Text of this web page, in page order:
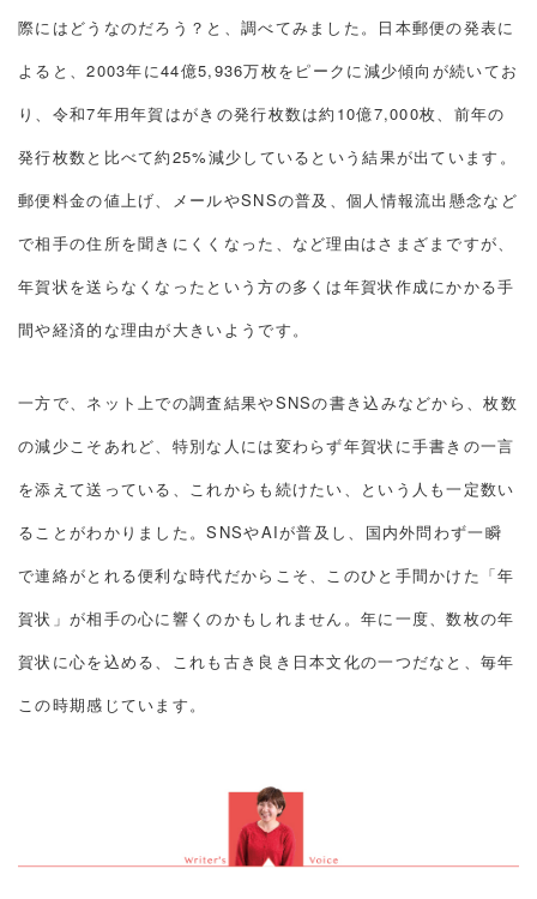
際にはどうなのだろう？と、調べてみました。日本郵便の発表に
よると、2003年に44億5,936万枚をピークに減少傾向が続いてお
り、令和7年用年賀はがきの発行枚数は約10億7,000枚、前年の
発行枚数と比べて約25%減少しているという結果が出ています。
郵便料金の値上げ、メールやSNSの普及、個人情報流出懸念など
で相手の住所を聞きにくくなった、など理由はさまざまですが、
年賀状を送らなくなったという方の多くは年賀状作成にかかる手
間や経済的な理由が大きいようです。
一方で、ネット上での調査結果やSNSの書き込みなどから、枚数
の減少こそあれど、特別な人には変わらず年賀状に手書きの一言
を添えて送っている、これからも続けたい、という人も一定数い
ることがわかりました。SNSやAIが普及し、国内外問わず一瞬
で連絡がとれる便利な時代だからこそ、このひと手間かけた「年
賀状」が相手の心に響くのかもしれません。年に一度、数枚の年
賀状に心を込める、これも古き良き日本文化の一つだなと、毎年
この時期感じています。